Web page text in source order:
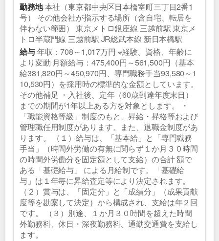
勤務地本社（東京都中央区日本橋室町三丁目2番1
号） その他会社が指示する場所（含自宅、転居を
伴わない範囲） 東京メトロ銀座線 三越前駅 東京メ
トロ半蔵門線 三越前駅 JR総武本線 新日本橋駅
給与年収：708～1,017万円 ※経験、資格、年齢に
より変動 月額給与：475,400円～561,500円（基本
給381,820円～450,970円、専門職務手当93,580～1
10,530円）を採用時の標準的な金額としています。
その他補足 ・入社後、定年（60歳到達年度末日）
までの期間が1年以上ある方を対象とします。 ・
「職能資格等級」制度のもと、昇給・昇格等および
管理職任用制度があります。また、退職金制度があ
ります。 （１）給与は、「基本給」と「専門職務
手当」（時間外労働の有無に関らず１か月３０時間
の時間外労働分を固定額として支給）の合計 額で
ある「基礎給与」 による月給制です。「基礎給
与」は１年毎に昇給査定等により決定されます。
（２）賞与は、「固定分」と「成績分」（成果貢献
度等を勘案して決定）から構成され、支給は年２回
です。 （３）別途、１か月３０時間を超えた時間
外勤務料、休日・深夜勤務料、通勤交通費を支給し
ます。